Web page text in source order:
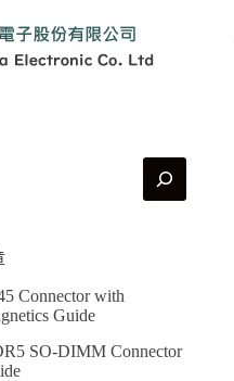
Connector with
Guide
SO-DIMM Connector